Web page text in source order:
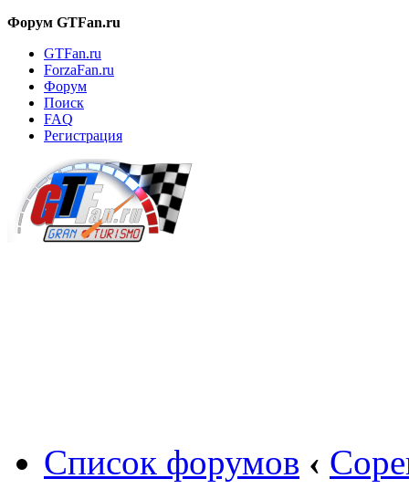
Форум GTFan.ru
GTFan.ru
ForzaFan.ru
Форум
Поиск
FAQ
Регистрация
Список форумов ‹